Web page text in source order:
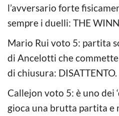
l’avversario forte
sempre i duelli: THE
Mario Rui voto 5: partita
di Ancelotti che
di chiusura: DISATTENTO.
Callejon voto 5: è uno dei
gioca una brutta partita e